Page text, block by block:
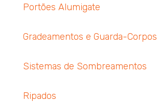
Portões Alumigate
Gradeamentos e Guarda-Corpos
Sistemas de Sombreamentos
Ripados